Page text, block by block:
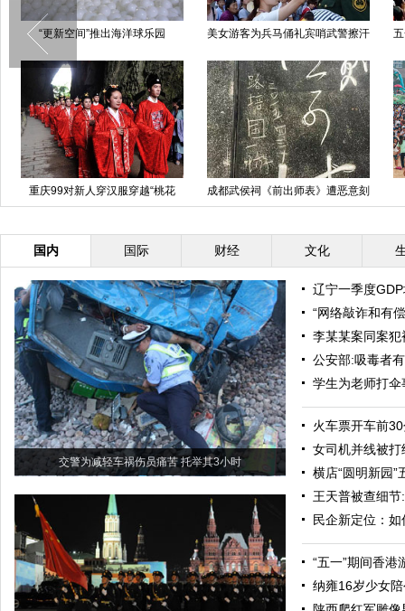
“更新空间”推出海洋球乐园 美女游客为兵马俑礼宾哨武警擦汗
重庆99对新人穿汉服穿越“桃花
源”(高清组图)
成都武侯祠《前出师表》遭恶意刻
字
国内 国际 财经 文化
交警为减轻车祸伤员痛苦 托举其3小时
辽宁一季度
“网络敲诈和有
李某某案同案
公安部:吸毒者
学生为老师打
火车票开车前
女司机并线被
横店“圆明新园”
王天普被查细
民企新定位：如
“五一”期间香港
纳雍16岁少女